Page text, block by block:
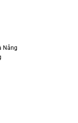
Nẵng